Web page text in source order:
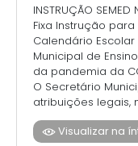
INSTRUÇÃO
Fixa Instrução
Calendário
Municipal de
da pandemia da
O Secretário
atribuições legais,
Visualizar na